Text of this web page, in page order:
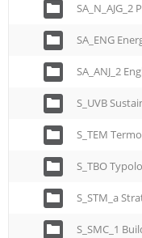
SA_ENG
SA_ANJ_2
S_UVB
S_TEM
S_TBO
S_STM_a
S_SMC_1